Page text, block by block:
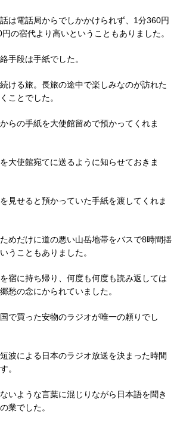
は電話局からでしかかけられず、1分360円
の宿代より高いということもありました。
手段は手紙でした。
ける旅。長旅の途中で楽しみなのが訪れた
ことでした。
らの手紙を大使館留めで預かってくれま
大使館宛てに送るように知らせておきま
見せると預かっていた手紙を渡してくれま
めだけに道の悪い山岳地帯をバスで8時間揺
うこともありました。
宿に持ち帰り、何度も何度も読み返しては
愁の念にかられていました。
で買った安物のラジオが唯一の頼りでし
波による日本のラジオ放送を決まった時間
。
いような言葉に混じりながら日本語を聞き
業でした。